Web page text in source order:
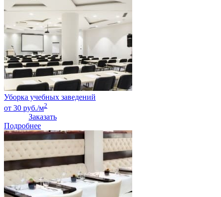
Уборка учебных заведений
от 30 руб./м2
Заказать
Подробнее